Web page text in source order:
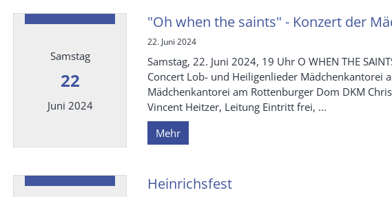
Samstag
22
Juni 2024
"Oh when the saints" - Konzert der
22. Juni 2024
Samstag, 22. Juni 2024, 19 Uhr O WHEN THE
Concert Lob- und Heiligenlieder Mädchenkantorei
Mädchenkantorei am Rottenburger Dom DKM
Vincent Heitzer, Leitung Eintritt frei, ...
Mehr
Heinrichsfest